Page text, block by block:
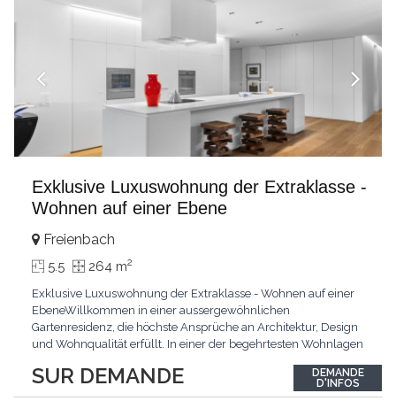
Exklusive Luxuswohnung der Extraklasse -
Wohnen auf einer Ebene
SUR DEMANDE
Freienbach
5.5 264 m2
Exklusive Luxuswohnung der Extraklasse - Wohnen auf einer
EbeneWillkommen in einer aussergewöhnlichen
Gartenresidenz, die höchste Ansprüche an Architektur, Design
und Wohnqualität erfüllt. In einer der begehrtesten Wohnlagen
exklusives Zuhause mit über 230 m² Wohnfläche, das
Grosszügigkeit, Privatsphäre und zeitlose Eleganz auf
DEMANDE
D'INFOS